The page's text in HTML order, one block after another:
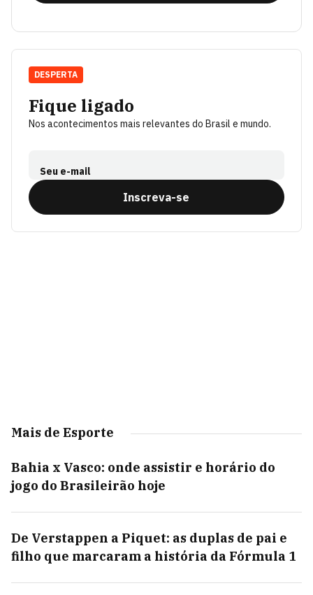
Fique ligado
Nos acontecimentos mais relevantes do Brasil e mundo.
Seu e-mail
Inscreva-se
DESPERTA
Mais de Esporte
Bahia x Vasco: onde assistir e horário do
jogo do Brasileirão hoje
De Verstappen a Piquet: as duplas de pai e
filho que marcaram a história da Fórmula 1